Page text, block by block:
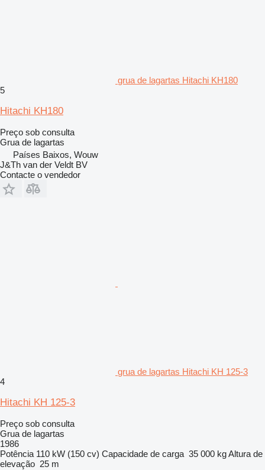
grua de lagartas Hitachi KH180
5
Hitachi KH180
Preço sob consulta
Grua de lagartas
Países Baixos, Wouw
J&Th van der Veldt BV
Contacte o vendedor
grua de lagartas Hitachi KH 125-3
4
Hitachi KH 125-3
Preço sob consulta
Grua de lagartas
1986
Potência 110 kW (150 cv) Capacidade de carga 35 000 kgAltura de
elevação 25 m